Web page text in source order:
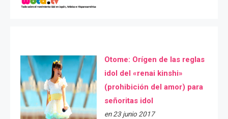
Otome: Orígen de las reglas
idol del «renai kinshi»
(prohibición del amor) para
señoritas idol
en 23 junio 2017